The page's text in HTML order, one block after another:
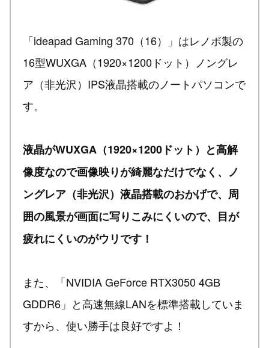
「ideapad Gaming 370（16）」はレノボ製の
16型WUXGA（1920×1200ドット）ノングレ
ア（非光沢）IPS液晶搭載のノートパソコンで
す。
液晶がWUXGA（1920×1200ドット）と高解
像度なので画像映りが綺麗なだけでなく、ノ
ングレア（非光沢）液晶搭載のおかげで、周
囲の風景が画面に写りこみにくいので、目が
疲れにくいのがウリです！
また、「NVIDIA GeForce RTX3050 4GB
GDDR6」と高速無線LANを標準搭載していま
すから、使い勝手は良好ですよ！